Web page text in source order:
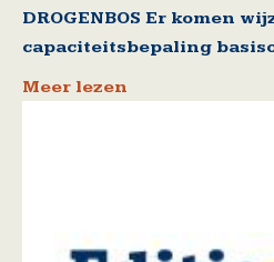
DROGENBOS Er komen
capaciteitsbepaling
Meer lezen